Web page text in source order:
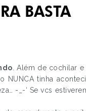
BASTA
. Além de cochilar
tinha
-_-‘ Se vcs